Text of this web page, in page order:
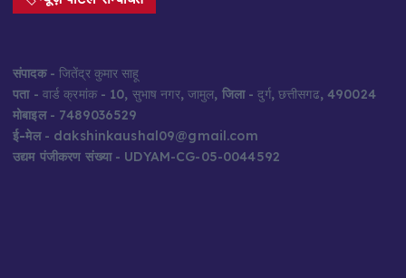
संपादक- जितेंद्र कुमार साहू
पता- वार्ड क्रमांक - 10, सुभाष नगर, जामुल, जिला- दुर्ग, छत्तीसगढ, 490024
मोबाइल- 7489036529
ई-मेल- dakshinkaushal09@gmail.com
उद्यम पंजीकरण संख्या- UDYAM-CG-05-0044592